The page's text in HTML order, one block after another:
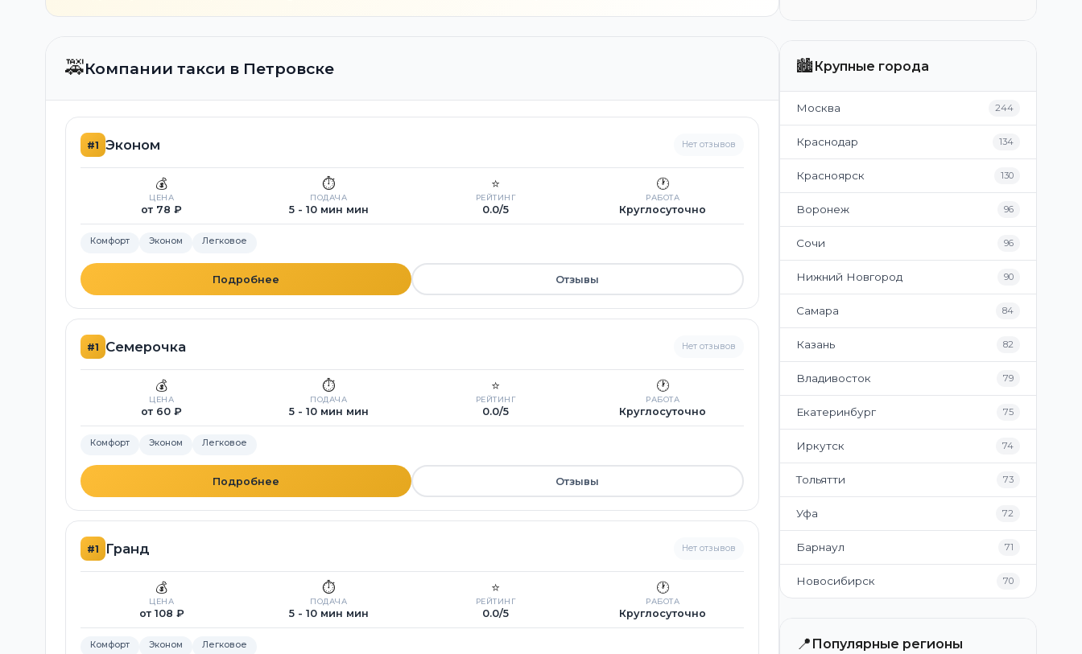
🚕Компании такси в Петровске
#1 Эконом Нет отзывов
💰
ЦЕНА
от 78 ₽
⏱️
ПОДАЧА
5 - 10 мин мин
⭐
РЕЙТИНГ
0.0/5
🕐
РАБОТА
Круглосуточно
Комфорт Эконом Легковое
Подробнее Отзывы
#1 Семерочка Нет отзывов
💰
ЦЕНА
от 60 ₽
⏱️
ПОДАЧА
5 - 10 мин мин
⭐
РЕЙТИНГ
0.0/5
🕐
РАБОТА
Круглосуточно
Комфорт Эконом Легковое
Подробнее Отзывы
#1 Гранд Нет отзывов
💰
ЦЕНА
от 108 ₽
⏱️
ПОДАЧА
5 - 10 мин мин
⭐
РЕЙТИНГ
0.0/5
🕐
РАБОТА
Круглосуточно
Комфорт Эконом Легковое
🏙️Крупные города
Москва 244
Краснодар 134
Красноярск 130
Воронеж 96
Сочи 96
Нижний Новгород 90
Самара 84
Казань 82
Владивосток 79
Екатеринбург 75
Иркутск 74
Тольятти 73
Уфа 72
Барнаул 71
Новосибирск 70
📍 Популярные регионы